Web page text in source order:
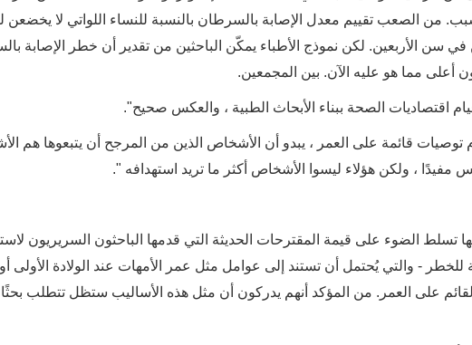
من الصعب تقييم معدل الإصابة بالسرطان بالنسبة للنساء اللواتي لا
في سن الأربعين. لكن نموذج الأطباء يمكّن الباحثين من تقدير أن خطر الإصابة
أعلى مما هو عليه الآن. بين المجمعين.
اقتصاديات الصحة ببناء الأبحاث الطبية ، والعكس صحيح".
توصيات قائمة على العمر ، يبدو أن الأشخاص الذين من المرجح أن يتبعوها هم
مفيدًا ، ولكن هؤلاء ليسوا الأشخاص أكثر ما تريد استهدافه ".
تسلط الضوء على قيمة المقترحات الحديثة التي قدمها الباحثون السريريون
- والتي يُحتمل أن تستند إلى عوامل مثل عمر الأمهات عند الولادة الأولى أو
القائم على العمر. من المؤكد أنهم يدركون أن مثل هذه الأساليب ستظل تتطلب